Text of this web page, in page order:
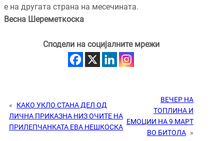
е на другата страна на месечината.
Весна Шереметкоска
Сподели на социјалните мрежи
«
КАКО УКЛО СТАНА ДЕЛ ОД
ЛИЧНА ПРИКАЗНА НИЗ ОЧИТЕ НА
ПРИЛЕПЧАНКАТА ЕВА НЕШКОСКА
ВЕЧЕР НА
ТОПЛИНА И
ЕМОЦИИ НА 9 МАРТ
ВО БИТОЛА »